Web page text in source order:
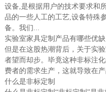
设备,是根据用户的技术要求和
品的一些人工的工艺,设备特殊
备。我们...
实验室家具定制产品有哪些优
但是在这股热潮背后，关于实
者望而却步。毕竟这种非标注
费者的需求生产，这就导致在产
什么是非标定制